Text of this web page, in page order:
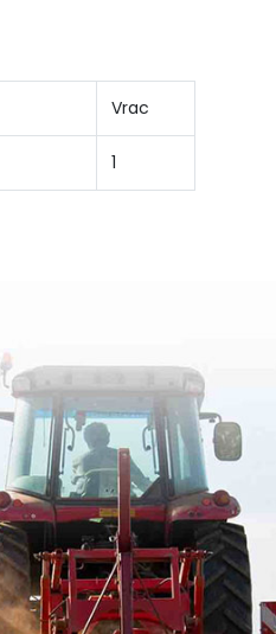
Vrac
1